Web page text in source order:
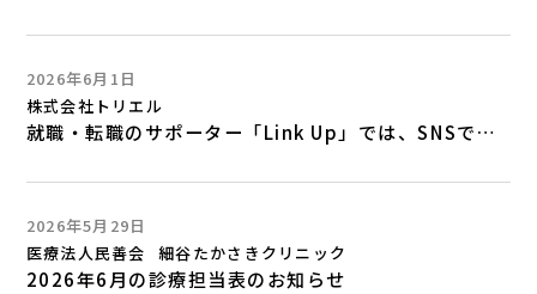
2026年6月1日
株式会社トリエル
就職・転職のサポーター「Link Up」では、SNSでおすすめ求人等をご紹介中！
2026年5月29日
医療法人民善会
細谷たかさきクリニック
2026年6月の診療担当表のお知らせ